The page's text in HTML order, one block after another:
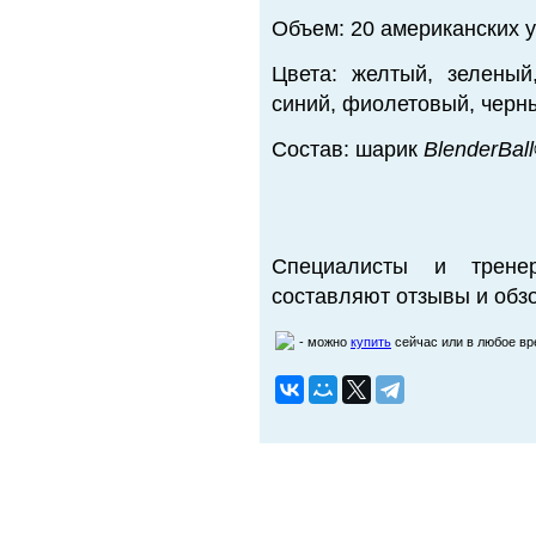
Объем: 20 американских
Цвета: желтый,
синий, фиолетовый,
Состав: шарик
Специалисты и
составляют отзывы и
- можно купить сейчас или в любое